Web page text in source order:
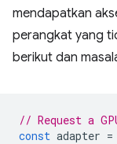
mendapatkan
perangkat yang
berikut dan
// Request a
const adapter =